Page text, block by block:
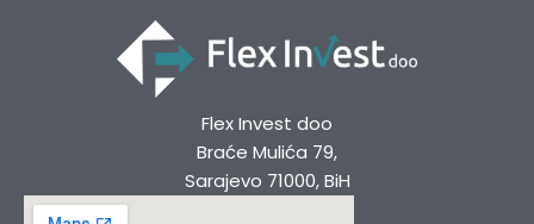
Flex Invest doo
Braće Mulića 79,
Sarajevo 71000, BiH